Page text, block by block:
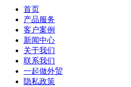
首页
产品服务
客户案例
新闻中心
关于我们
联系我们
一起做外贸
隐私政策